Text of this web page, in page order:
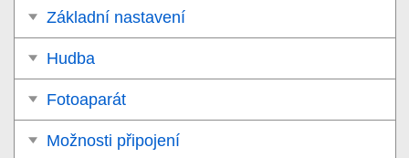
Základní nastavení
Hudba
Fotoaparát
Možnosti připojení